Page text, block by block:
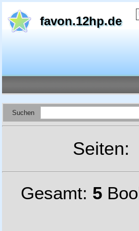
favon.12hp.de
Suchen
Gesamt: 5